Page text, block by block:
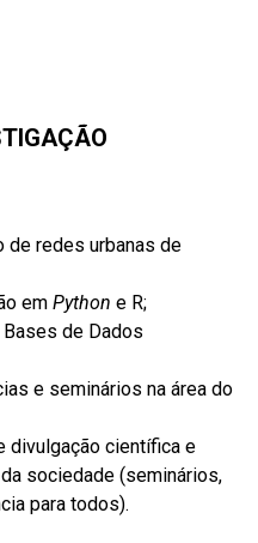
de redes urbanas de
em Python e R;
de Dados
e seminários na área do
divulgação científica e
sociedade (seminários,
para todos).